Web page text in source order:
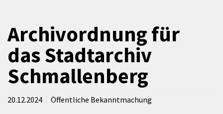
Freizeit & Kultur
Wirtschaft
Archivordnung für
das Stadtarchiv
Schmallenberg
20.12.2024
Öffentliche Bekanntmachung